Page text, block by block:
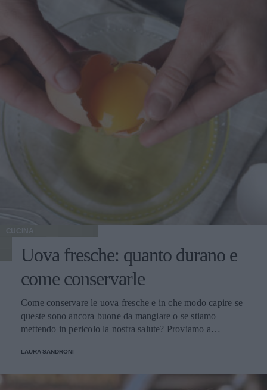
CUCINA
Uova fresche: quanto durano e
come conservarle
Come conservare le uova fresche e in che modo capire se
queste sono ancora buone da mangiare o se stiamo
mettendo in pericolo la nostra salute? Proviamo a
LAURA SANDRONI